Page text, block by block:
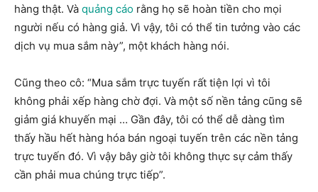
hàng thật. Và quảng cáo rằng họ sẽ hoàn tiền cho mọi
người nếu có hàng giả. Vì vậy, tôi có thể tin tưởng vào các
dịch vụ mua sắm này”, một khách hàng nói.
Cũng theo cô: “Mua sắm trực tuyến rất tiện lợi vì tôi
không phải xếp hàng chờ đợi. Và một số nền tảng cũng sẽ
giảm giá khuyến mại … Gần đây, tôi có thể dễ dàng tìm
thấy hầu hết hàng hóa bán ngoại tuyến trên các nền tảng
trực tuyến đó. Vì vậy bây giờ tôi không thực sự cảm thấy
cần phải mua chúng trực tiếp”.